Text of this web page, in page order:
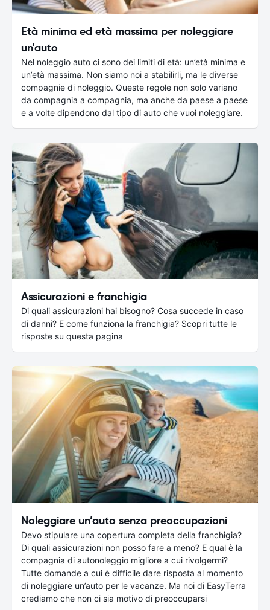
Età minima ed età massima per noleggiare
un'auto
Nel noleggio auto ci sono dei limiti di età: un’età minima e
un’età massima. Non siamo noi a stabilirli, ma le diverse
compagnie di noleggio. Queste regole non solo variano
da compagnia a compagnia, ma anche da paese a paese
e a volte dipendono dal tipo di auto che vuoi noleggiare.
Assicurazioni e franchigia
Di quali assicurazioni hai bisogno? Cosa succede in caso
di danni? E come funziona la franchigia? Scopri tutte le
risposte su questa pagina
Noleggiare un’auto senza preoccupazioni
Devo stipulare una copertura completa della franchigia?
Di quali assicurazioni non posso fare a meno? E qual è la
compagnia di autonoleggio migliore a cui rivolgermi?
Tutte domande a cui è difficile dare risposta al momento
di noleggiare un’auto per le vacanze. Ma noi di EasyTerra
crediamo che non ci sia motivo di preoccuparsi